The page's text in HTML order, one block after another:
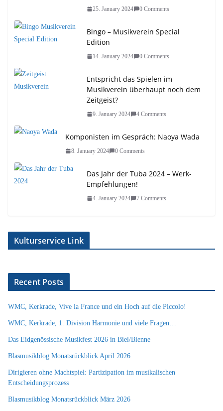
25. January 2024 0 Comments
Bingo – Musikverein Special
Edition
14. January 2024 0 Comments
Entspricht das Spielen im
Musikverein überhaupt noch dem
Zeitgeist?
9. January 2024 4 Comments
Komponisten im Gespräch: Naoya Wada
8. January 2024 0 Comments
Das Jahr der Tuba 2024 – Werk-
Empfehlungen!
4. January 2024 7 Comments
Kulturservice Link
Recent Posts
WMC, Kerkrade, Vive la France und ein Hoch auf die Piccolo!
WMC, Kerkrade, 1. Division Harmonie und viele Fragen…
Das Eidgenössische Musikfest 2026 in Biel/Bienne
Blasmusikblog Monatsrückblick April 2026
Dirigieren ohne Machtspiel: Partizipation im musikalischen
Entscheidungsprozess
Blasmusikblog Monatsrückblick März 2026